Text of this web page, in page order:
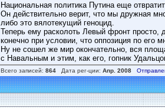
Национальная политика Путина еще
Он действительно верит, что мы дружная
либо это вялотекущий геноцид.
Теперь ему расколоть Левый фронт просто,
конечно при условии, что оппозиция по его
Ну не сошел же мир окончательно, вся
с Навальным и этим, как его, гопник
Всего записей: 864Дата рег-ции: Апр. 2008